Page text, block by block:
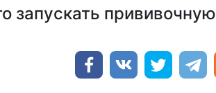
запускать прививочную